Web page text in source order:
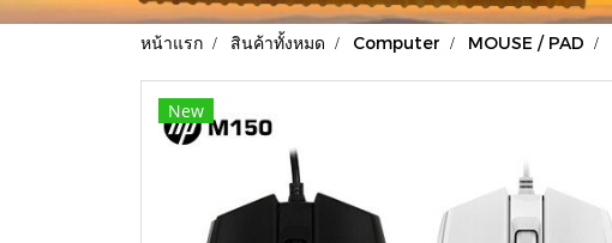
หน้าแรก สินค้าทั้งหมด Computer MOUSE / PAD
New